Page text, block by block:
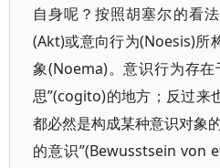
自身呢？按照胡塞尔的看
(Akt)或意向行为(Noesis)所
象(Noema)。意识行为存
思”(cogito)的地方；反过来
都必然是构成某种意识对象
的意识”(Bewusstsein von